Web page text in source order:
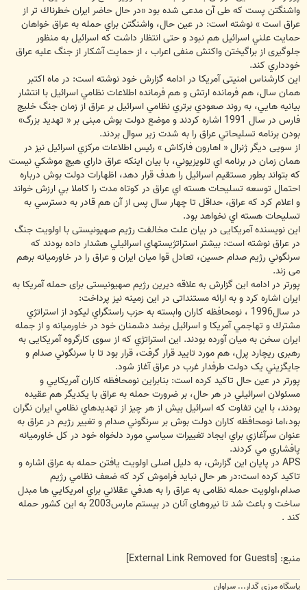
واشنگتن پست که طی آن مدعی شده بود «در حال حاضر ايران خطرناك تر از
عراق است » نوشته است: در عين حال، واشنگتن براي حمله به عراق خواهان
حمايت علني اسرائيل هم نبود و حتی انتظار داشت كه اسرائيل به منظور
جلوگیری از براگیختن واکنش منفی اعراب ، از حمايت آشكار از جنگ علیه عراق
خودداري كند.
این كارشناس امنیتی آمریکا در ادامه گزارش خود نوشته است: در ماه اكتبر
همان سال، هم فرمانده ارتش و هم فرمانده اطلاعات نظامي اسرائيل با انتشار
بيانيه هايي، به روند صعودي برتري نظامي اسرائيل بر عراق از زمان جنگ خليج
فارس در سال 1991 اشاره کردند و موضع دولت بوش مبنی بر « تهديد بزرگ»
بودن برنامه تسليحاتي عراق را به شدت زير سوال بردند.
از سویی دیگر ژنرال « اهارون فاركاش » رئيس اطلاعات مركزي اسرائيل نیز در
همان زمان در برنامه اي تلويزيوني، با بيان اينكه عراق داراي هيچ موشكي نيست
كه بتواند بطور مستقيم اسرائيل را هدف قرار دهد، اظهارات دولت بوش درباره
احتمال توسعه تسليحات هسته اي عراق در کوتاه مدت را كاملا بي ارزش خواند
و اعلام کرد كه عراق، حداقل تا چهار سال پس از آن هم قادر به دسترسي به
تسليحات هسته اي نخواهد بود.
این نویسنده آمریکایی در بیان علت مخالفت رژیم صهیونیستی با اولویت جنگ
در عراق نوشته است: بيشتر استراتژيستهاي اسرائيلي هشدار داده بودند كه
سرنگوني رژيم صدام حسين، تعادل قوا ميان ايران و عراق را در خاورميانه برهم
می زند.
پورتر در ادامه اين گزارش به علاقه دیرین رژیم صهیونیستی برای حمله آمریکا به
ایران اشاره کرد و به ارائه مستنداتی در این زمینه نیز پرداخت:
در سال1996 ، نومحافظه كاران وابسته به حزب راستگراي ليكود از استراتژي
مشترك و تهاجمي آمريكا و اسرائيل برضد دشمنان خود در خاورميانه و از جمله
ايران سخن به ميان آورده بودند. اين استراتژي که از سوی کارگروه آمریکایی به
رهبری ريچارد پرل، هم مورد تایید قرار گرفت، قرار بود تا با سرنگوني صدام و
جايگزيني یک دولت طرفدار غرب در عراق آغاز شود.
پورتر در عین حال تاکید کرده است: بنابراین نومحافظه كاران آمريكايي و
مسئولان اسرائيلي در هر حال، بر ضرورت حمله به عراق با يكديگر هم عقیده
بودند، با این تفاوت كه اسرائيل بيش از هر چيز از تهديدهاي نظامي ايران نگران
بود،اما نومحافظه كاران دولت بوش بر سرنگوني صدام و تغيير رژيم در عراق به
عنوان سرآغازي براي ايجاد تغييرات سياسي مورد دلخواه خود در كل خاورميانه
پافشاري مي کردند.
APS در پايان اين گزارش، به دلیل اصلی اولویت یافتن حمله به عراق اشاره و
تاكيد کرده است:در هر حال نبايد فراموش كرد كه ضعف نظامي رژيم
صدام،اولویت حمله نظامی به عراق را به هدفي عقلاني براي امريكايي ها مبدل
ساخت و باعث شد تا نیروهای آنان در بيستم مارس2003 به اين كشور حمله
كند .
منبع: [External Link Removed for Guests]
پاسگاه مرزي گدار... سراوان